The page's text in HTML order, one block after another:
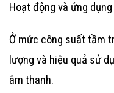
Hoạt động và ứng
Ở mức công suất tầm
lượng và hiệu quả sử
âm thanh.